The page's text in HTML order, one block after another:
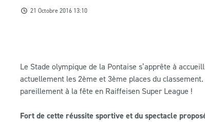
21 Octobre 2016 13:10
Le Stade olympique de la Pontaise s’apprête à
actuellement les 2ème et 3ème places du
pareillement à la fête en Raiffeisen Super League !
Fort de cette réussite sportive et du spectacle